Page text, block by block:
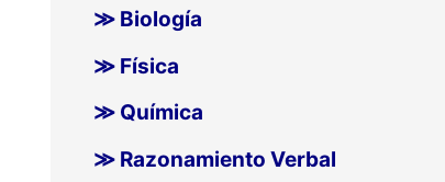
≫ Biología
≫ Física
≫ Química
≫ Razonamiento Verbal